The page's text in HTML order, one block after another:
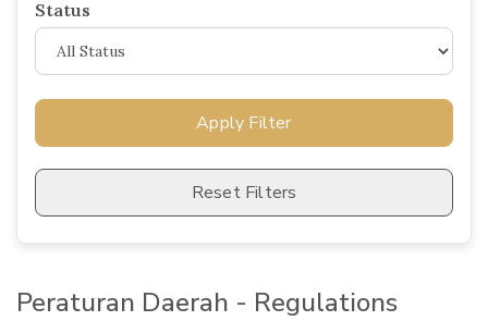
Status
Apply Filter
Reset Filters
Peraturan Daerah - Regulations